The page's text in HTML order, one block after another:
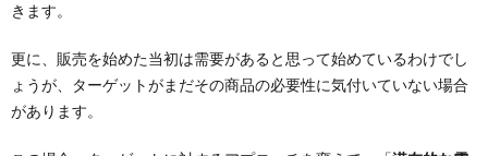
きます。
更に、販売を始めた当初は需要があると思って始めているわけでし
ょうが、ターゲットがまだその商品の必要性に気付いていない場合
があります。